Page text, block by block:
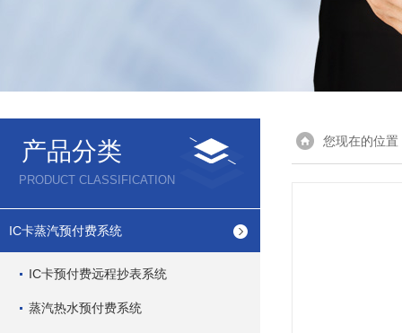
产品分类
PRODUCT CLASSIFICATION
IC卡蒸汽预付费系统
IC卡预付费远程抄表系统
蒸汽热水预付费系统
您现在的位置